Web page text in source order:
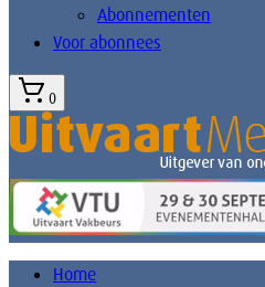
Abonnementen
Voor abonnees
0
Home